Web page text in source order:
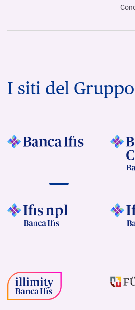
I siti del Gruppo